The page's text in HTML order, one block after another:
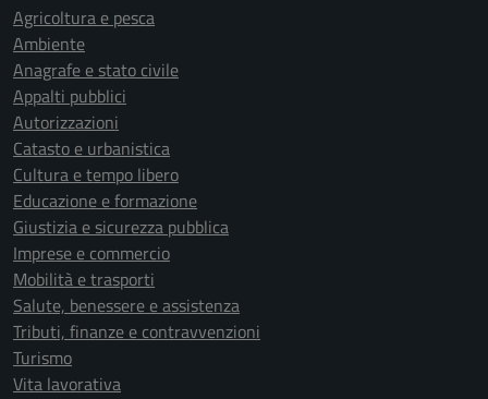
Agricoltura e pesca
Ambiente
Anagrafe e stato civile
Appalti pubblici
Autorizzazioni
Catasto e urbanistica
Cultura e tempo libero
Educazione e formazione
Giustizia e sicurezza pubblica
Imprese e commercio
Mobilità e trasporti
Salute, benessere e assistenza
Tributi, finanze e contravvenzioni
Turismo
Vita lavorativa